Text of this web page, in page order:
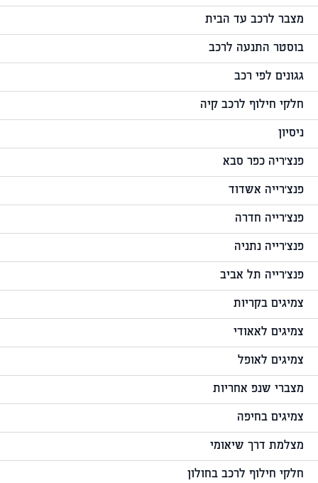
מצבר לרכב עד הבית
בוסטר התנעה לרכב
גגונים לפי רכב
חלקי חילוף לרכב קיה
ניסיון
פנצ'ריה כפר סבא
פנצ'רייה אשדוד
פנצ'רייה חדרה
פנצ'רייה נתניה
פנצ'רייה תל אביב
צמיגים בקריות
צמיגים לאאודי
צמיגים לאופל
מצברי שנפ אחריות
צמיגים בחיפה
מצלמת דרך שיאומי
חלקי חילוף לרכב בחולון